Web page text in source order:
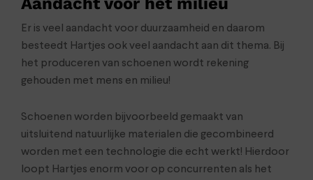
Er is veel aandacht voor duurzaamheid en daarom
besteedt Hartjes ook veel aandacht aan dit thema. Bij
het produceren van schoenen wordt rekening
gehouden met mens en milieu!
Schoenen worden bijvoorbeeld gemaakt van
uitsluitend natuurlijke materialen die gecombineerd
worden met een technologie die echt werkt! Hierdoor
loopt Hartjes enorm voor op concurrenten als het